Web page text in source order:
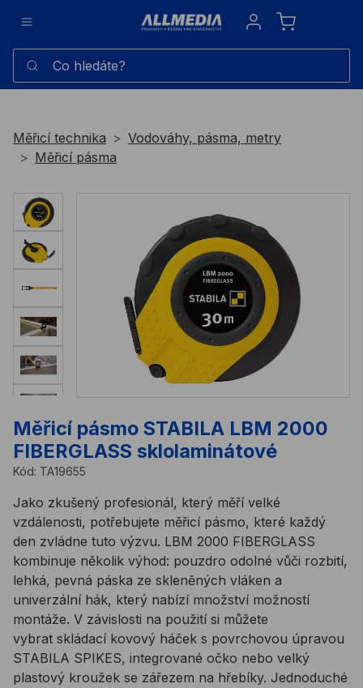
Sign in
Co hledáte?
Měřicí technika
Vodováhy, pásma, metry
Měřicí pásma
Měřicí pásmo STABILA LBM 2000
FIBERGLASS sklolaminátové
Kód: TA19655
Jako zkušený profesionál, který měří velké
vzdálenosti, potřebujete měřicí pásmo, které každý
den zvládne tuto výzvu. LBM 2000 FIBERGLASS
kombinuje několik výhod: pouzdro odolné vůči rozbití,
lehká, pevná páska ze skleněných vláken a
univerzální hák, který nabízí množství možností
montáže. V závislosti na použití si můžete
vybrat skládací kovový háček s povrchovou úpravou
STABILA SPIKES, integrované očko nebo velký
plastový kroužek se zářezem na hřebíky. Jednoduché